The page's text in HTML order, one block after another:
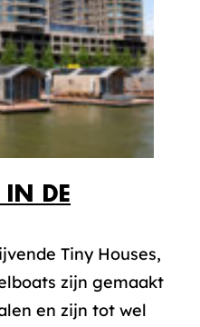
IN DE
Tiny Houses,
zijn gemaakt
en zijn tot wel